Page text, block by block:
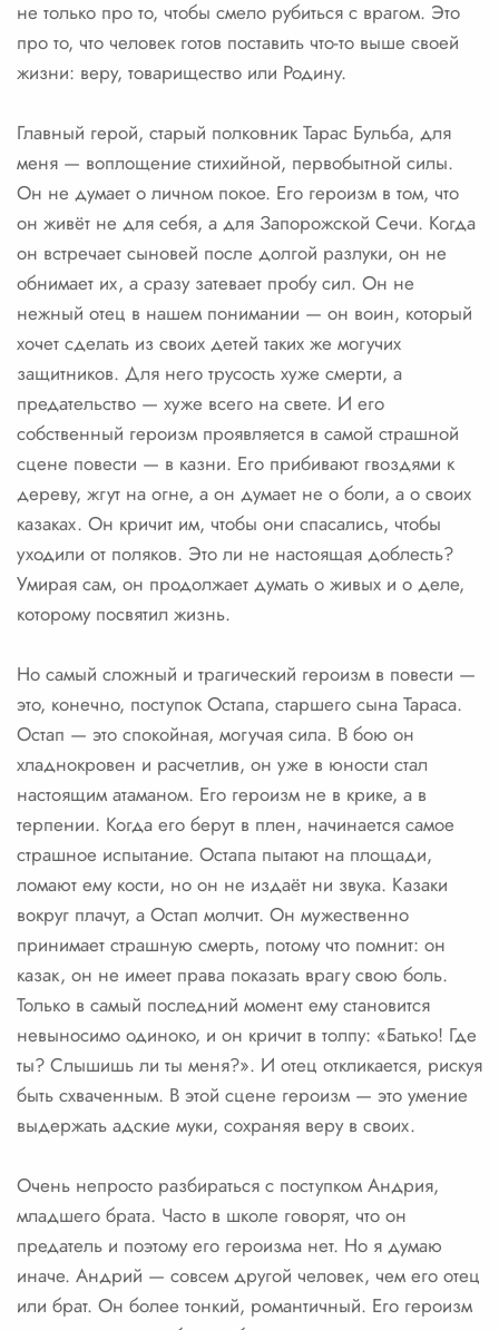
не только про то, чтобы смело рубиться с врагом. Это
про то, что человек готов поставить что-то выше своей
жизни: веру, товарищество или Родину.
Главный герой, старый полковник Тарас Бульба, для
меня — воплощение стихийной, первобытной силы.
Он не думает о личном покое. Его героизм в том, что
он живёт не для себя, а для Запорожской Сечи. Когда
он встречает сыновей после долгой разлуки, он не
обнимает их, а сразу затевает пробу сил. Он не
нежный отец в нашем понимании — он воин, который
хочет сделать из своих детей таких же могучих
защитников. Для него трусость хуже смерти, а
предательство — хуже всего на свете. И его
собственный героизм проявляется в самой страшной
сцене повести — в казни. Его прибивают гвоздями к
дереву, жгут на огне, а он думает не о боли, а о своих
казаках. Он кричит им, чтобы они спасались, чтобы
уходили от поляков. Это ли не настоящая доблесть?
Умирая сам, он продолжает думать о живых и о деле,
которому посвятил жизнь.
Но самый сложный и трагический героизм в повести —
это, конечно, поступок Остапа, старшего сына Тараса.
Остап — это спокойная, могучая сила. В бою он
хладнокровен и расчетлив, он уже в юности стал
настоящим атаманом. Его героизм не в крике, а в
терпении. Когда его берут в плен, начинается самое
страшное испытание. Остапа пытают на площади,
ломают ему кости, но он не издаёт ни звука. Казаки
вокруг плачут, а Остап молчит. Он мужественно
принимает страшную смерть, потому что помнит: он
казак, он не имеет права показать врагу свою боль.
Только в самый последний момент ему становится
невыносимо одиноко, и он кричит в толпу: «Батько! Где
ты? Слышишь ли ты меня?». И отец откликается, рискуя
быть схваченным. В этой сцене героизм — это умение
выдержать адские муки, сохраняя веру в своих.
Очень непросто разбираться с поступком Андрия,
младшего брата. Часто в школе говорят, что он
предатель и поэтому его героизма нет. Но я думаю
иначе. Андрий — совсем другой человек, чем его отец
или брат. Он более тонкий, романтичный. Его героизм